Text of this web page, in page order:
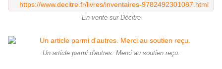
https://www.decitre.fr/livres/inventaires-9782492301087.html
En vente sur Décitre
Un article parmi d'autres. Merci au soutien reçu.